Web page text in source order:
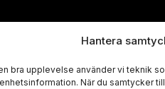
Hantera
bra upplevelse använder vi teknik
När du samtycker
avbetalning.